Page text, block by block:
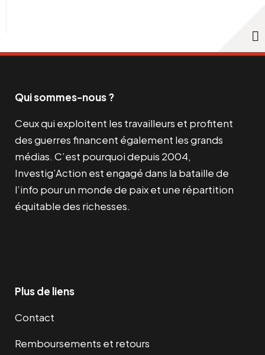
Qui sommes-nous ?
Ceux qui exploitent les travailleurs et profitent
des guerres financent également les grands
médias. C’est pourquoi depuis 2004,
Investig’Action est engagé dans la bataille de
l’info pour un monde de paix et une répartition
équitable des richesses.
Plus de liens
Contact
Remboursements et retours